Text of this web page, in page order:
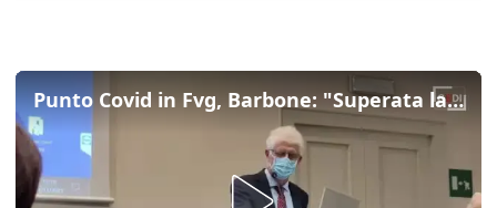
Punto Covid in Fvg, Barbone: "Superata la soglia del 10% di ricoveri in terapia intensiva"